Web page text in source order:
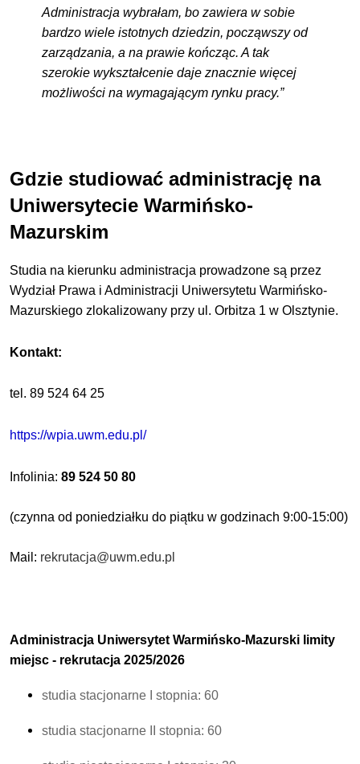
Administracja wybrałam, bo zawiera w sobie
bardzo wiele istotnych dziedzin, począwszy od
zarządzania, a na prawie kończąc. A tak
szerokie wykształcenie daje znacznie więcej
możliwości na wymagającym rynku pracy.”
Gdzie studiować administrację na
Uniwersytecie Warmińsko-
Mazurskim
Studia na kierunku administracja prowadzone są przez
Wydział Prawa i Administracji Uniwersytetu Warmińsko-
Mazurskiego zlokalizowany przy ul. Orbitza 1 w Olsztynie.
Kontakt:
tel.89 524 64 25
https://wpia.uwm.edu.pl/
Infolinia:89 524 50 80
(czynna od poniedziałku do piątku w godzinach 9:00-15:00)
Mail: rekrutacja@uwm.edu.pl
Administracja Uniwersytet Warmińsko-Mazurski limity
miejsc - rekrutacja 2025/2026
studia stacjonarne I stopnia: 60
studia stacjonarne II stopnia: 60